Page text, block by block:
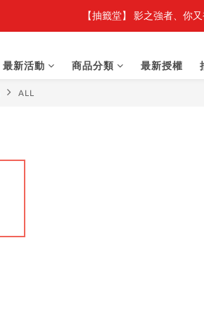
【抽籤堂】 影之強者、你
最新活動 商品分類 最新授權
ALL